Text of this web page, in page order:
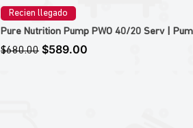
Recien llegado
Pure Nutrition Pump PWO 40/20 Serv |
Precio
$680.00 Precio de oferta
$589.00